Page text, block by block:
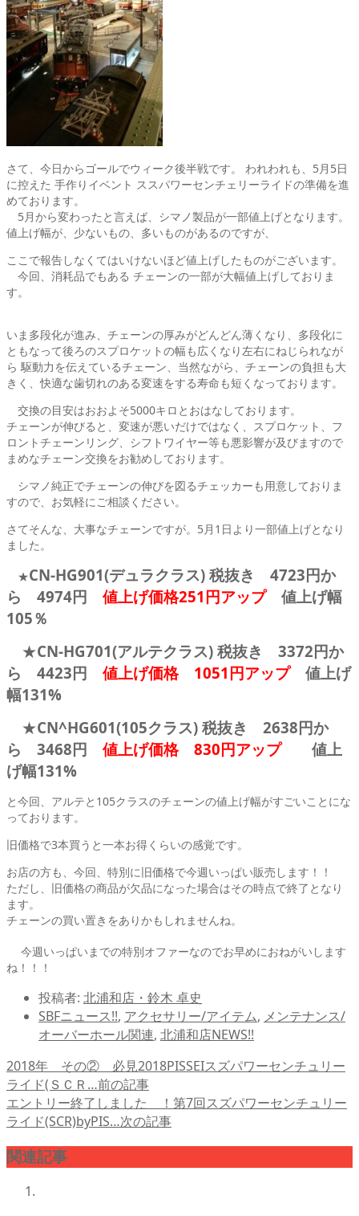
さて、今日からゴールでウィーク後半戦です。 われわれも、5月5日
に控えた 手作りイベント ススパワーセンチェリーライドの準備を進
めております。
5月から変わったと言えば、シマノ製品が一部値上げとなります。
値上げ幅が、少ないもの、多いものがあるのですが、
ここで報告しなくてはいけないほど値上げしたものがございます。
今回、消耗品でもある チェーンの一部が大幅値上げしておりま
す。
いま多段化が進み、チェーンの厚みがどんどん薄くなり、多段化に
ともなって後ろのスプロケットの幅も広くなり左右にねじられなが
ら 駆動力を伝えているチェーン、当然ながら、チェーンの負担も大
きく、快適な歯切れのある変速をする寿命も短くなっております。
交換の目安はおおよそ5000キロとおはなしております。
チェーンが伸びると、変速が悪いだけではなく、スプロケット、フ
ロントチェーンリング、シフトワイヤー等も悪影響が及びますので
まめなチェーン交換をお勧めしております。
シマノ純正でチェーンの伸びを図るチェッカーも用意しておりま
すので、お気軽にご相談ください。
さてそんな、大事なチェーンですが。5月1日より一部値上げとなり
ました。
★CN-HG901(デュラクラス) 税抜き 4723円か
ら 4974円
値上げ価格251円アップ 値上げ幅
105％
★CN-HG701(アルテクラス) 税抜き 3372円か
ら 4423円
値上げ価格 1051円アップ
値上げ
幅131%
★CN^HG601(105クラス) 税抜き 2638円か
ら 3468円
値上げ価格 830円アップ
値上
げ幅131%
と今回、アルテと105クラスのチェーンの値上げ幅がすごいことにな
っております。
旧価格で3本買うと一本お得くらいの感覚です。
お店の方も、今回、特別に旧価格で今週いっぱい販売します！！
ただし、旧価格の商品が欠品になった場合はその時点で終了となり
ます。
チェーンの買い置きをありかもしれませんね。
今週いっぱいまでの特別オファーなのでお早めにおねがいします
ね！！！
投稿者: 北浦和店・鈴木 卓史
SBFニュース!!, アクセサリー/アイテム, メンテナンス/
オーバーホール関連, 北浦和店NEWS!!
2018年 その② 必見2018PISSEIスズパワーセンチュリー
ライド(ＳＣＲ…前の記事
エントリー終了しました ！第7回スズパワーセンチュリー
ライド(SCR)byPIS…次の記事
関連記事